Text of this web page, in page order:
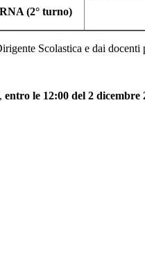
(2° turno)
Scolastica e dai docenti
entro le 12:00 del 2 dicembre